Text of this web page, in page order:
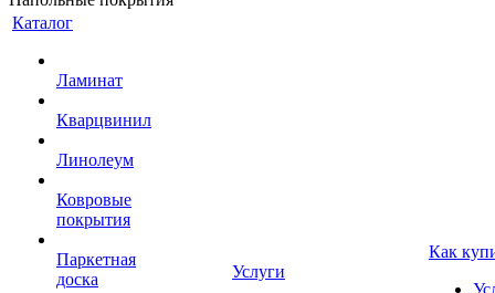
Каталог
Ламинат
Кварцвинил
Линолеум
Ковровые
покрытия
Паркетная
доска
Услуги
Как